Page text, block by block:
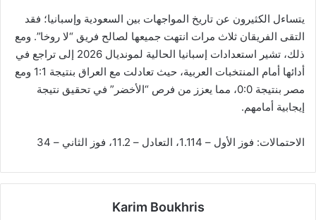
يتساءل الكثيرون عن تاريخ المواجهات بين السعودية وإسبانيا؛ فقد
التقى الفريقان ثلاث مرات انتهت جميعها لصالح فريق “لا روخا”. ومع
ذلك، تشير استعدادات إسبانيا الحالية لمونديال 2026 إلى تراجع في
أدائها أمام المنتخبات العربية، حيث تعادلت مع العراق بنتيجة 1:1 ومع
مصر بنتيجة 0:0، مما يعزز من فرص “الأخضر” في تحقيق نتيجة
إيجابية أمامهم.
الاحتمالات: فوز الأول – 1.114، التعادل – 11.2، فوز الثاني – 34
Karim Boukhris